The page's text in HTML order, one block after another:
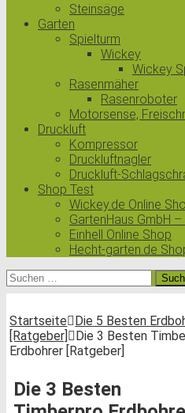
Steinsäge
Garten
Spielturm
Wickey
Wickey
Rasenmäher
Rasenroboter
Motorsense,
Druckluft
Kompressor
Druckluftnagler
Druckluft-
Shop Test
Wickey.de Online
GartenHaus GmbH
Einhell Online Shop
Hecht-garten.de
Suchen
nach:
Startseite
Die 5 Besten
[Ratgeber]
Die 3 Besten
Erdbohrer [Ratgeber]
Die 3 Besten